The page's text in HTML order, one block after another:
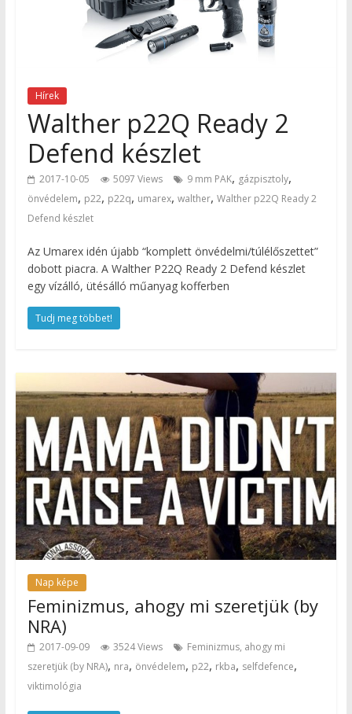
Hírek
Walther p22Q Ready 2
Defend készlet
2017-10-05 5097 Views 9 mm PAK, gázpisztoly,
önvédelem, p22, p22q, umarex, walther, Walther p22Q Ready 2
Defend készlet
Az Umarex idén újabb “komplett önvédelmi/túlélőszettet”
dobott piacra. A Walther P22Q Ready 2 Defend készlet
egy vízálló, ütésálló műanyag kofferben
Tudj meg többet!
Nap képe
Feminizmus, ahogy mi szeretjük (by
NRA)
2017-09-09 3524 Views
Feminizmus, ahogy mi
szeretjük (by NRA), nra, önvédelem, p22, rkba, selfdefence,
viktimológia